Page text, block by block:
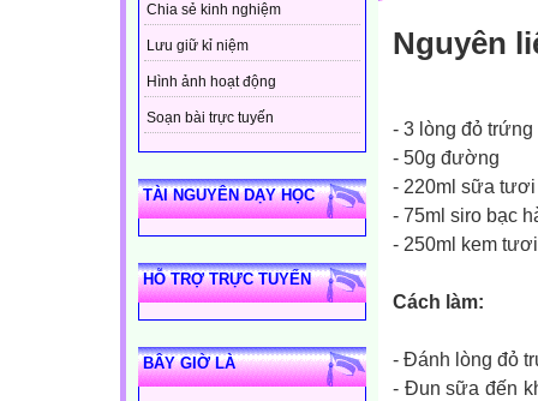
Chia sẻ kinh nghiệm
Lưu giữ kỉ niệm
Hình ảnh hoạt động
Soạn bài trực tuyến
TÀI NGUYÊN DẠY HỌC
HỖ TRỢ TRỰC TUYẾN
BÂY GIỜ LÀ
Nguyên
- 3 lòng đỏ trứng
- 50g đường
- 220ml sữa
- 75ml siro bạc
- 250ml kem tươi
Cách làm:
- Đánh lòng đỏ
- Đun sữa đến